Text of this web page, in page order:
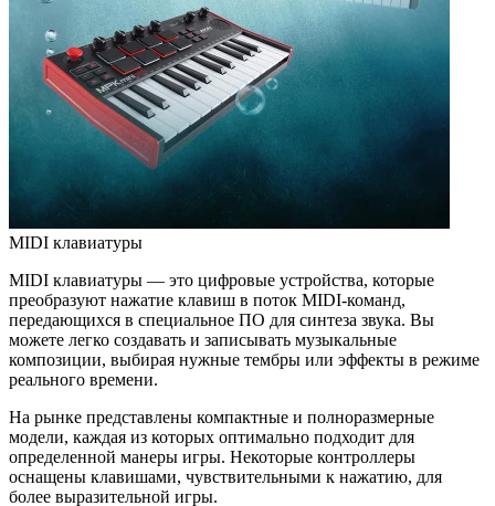
MIDI клавиатуры
MIDI клавиатуры — это цифровые устройства, которые
преобразуют нажатие клавиш в поток MIDI-команд,
передающихся в специальное ПО для синтеза звука. Вы
можете легко создавать и записывать музыкальные
композиции, выбирая нужные тембры или эффекты в режиме
реального времени.
На рынке представлены компактные и полноразмерные
модели, каждая из которых оптимально подходит для
определенной манеры игры. Некоторые контроллеры
оснащены клавишами, чувствительными к нажатию, для
более выразительной игры.